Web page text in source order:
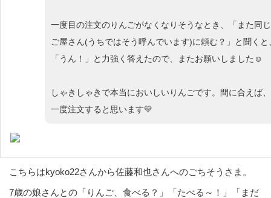
一度目の注文のりんごがなくなりそうなとき、「また同
ご屋さん(うちではそう呼んでいます)に頼む？」と聞くと
「うん！」と力強く答えたので、またお願いしました☺
しゃきしゃきで本当においしいりんごです。間に合えば
一度注文すると思います💛
こちらはkyoko22さんから佐藤和也さんへのごちそうさま。
7歳の娘さんとの「りんご、食べる？」「たべる～！」「まだ